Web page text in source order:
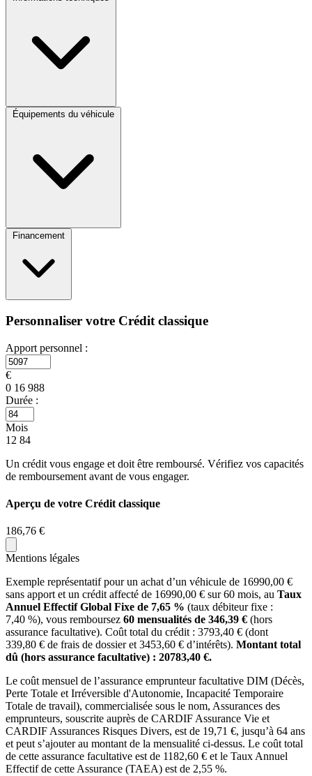
Équipements du véhicule
Financement
Personnaliser votre Crédit classique
Apport personnel :
€
0 16 988
Durée :
Mois
12 84
Un crédit vous engage et doit être remboursé. Vérifiez vos capacités
de remboursement avant de vous engager.
Aperçu de votre Crédit classique
186,76 €
Mentions légales
Exemple représentatif pour un achat d’un véhicule de 16990,00 €
sans apport et un crédit affecté de 16990,00 € sur60 mois, au Taux
Annuel Effectif Global Fixe de 7,65 % (taux débiteur fixe :
7,40 %), vous remboursez 60 mensualités de 346,39 € (hors
assurance facultative). Coût total du crédit : 3793,40 € (dont
339,80 € de frais de dossier et 3453,60 € d’intérêts). Montant total
dû (hors assurance facultative) : 20783,40 €.
Le coût mensuel de l’assurance emprunteur facultative DIM (Décès,
Perte Totale et Irréversible d'Autonomie, Incapacité Temporaire
Totale de travail), commercialisée sous le nom, Assurances des
emprunteurs, souscrite auprès de CARDIF Assurance Vie et
CARDIF Assurances Risques Divers, est de 19,71 €, jusqu’à 64 ans
et peut s’ajouter au montant de la mensualité ci-dessus. Le coût total
de cette assurance facultative est de 1182,60 € et le Taux Annuel
Effectif de cette Assurance (TAEA) est de 2,55 %.